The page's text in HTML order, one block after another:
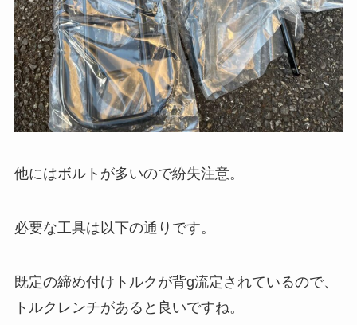
他にはボルトが多いので紛失注意。
必要な工具は以下の通りです。
既定の締め付けトルクが背g流定されているので、
トルクレンチがあると良いですね。